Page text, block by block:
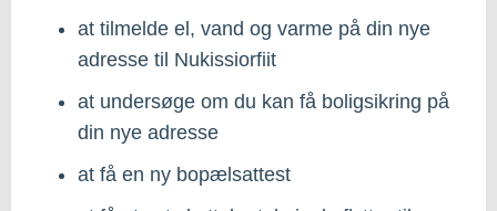
at tilmelde el, vand og varme på din nye
adresse til Nukissiorfiit
at undersøge om du kan få boligsikring på
din nye adresse
at få en ny bopælsattest